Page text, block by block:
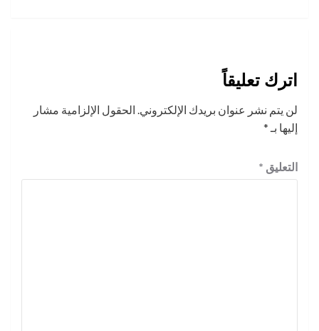
اترك تعليقاً
لن يتم نشر عنوان بريدك الإلكتروني. الحقول الإلزامية مشار
إليها بـ *
التعليق *